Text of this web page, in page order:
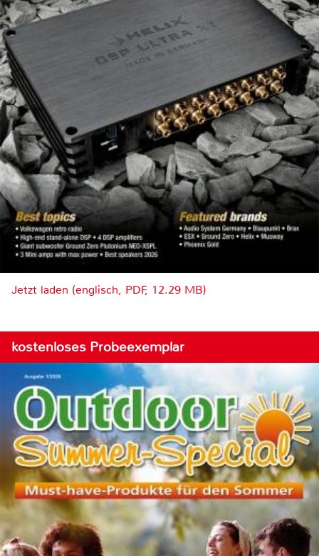
Jetzt laden (englisch, PDF, 12.29 MB)
kostenloses Probeexemplar